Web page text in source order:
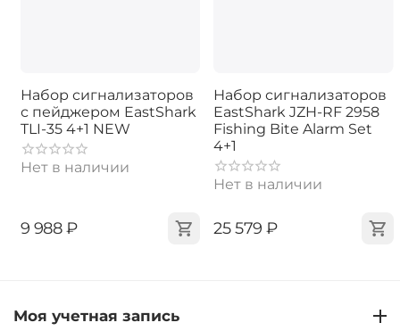
Набор сигнализаторов
с пейджером EastShark
TLI-35 4+1 NEW
Нет в наличии
‍9 988‍₽
Набор сигнализаторов
EastShark JZH-RF 2958
Fishing Bite Alarm Set
4+1
Нет в наличии
‍25 579‍ ₽
Моя учетная запись